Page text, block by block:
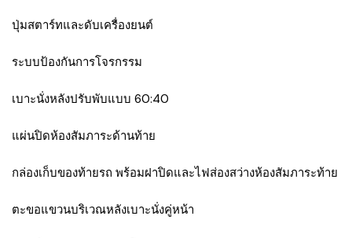
อย่างง่ายดาย
ปุ่มสตาร์ทและดับเครื่องยนต์
ระบบป้องกันการโจรกรรม
เบาะนั่งหลังปรับพับแบบ 60:40
แผ่นปิดห้องสัมภาระด้านท้าย
กล่องเก็บของท้ายรถ พร้อมฝาปิดและไฟส่องสว่างห้องสัมภาระท้าย
ตะขอแขวนบริเวณหลังเบาะนั่งคู่หน้า